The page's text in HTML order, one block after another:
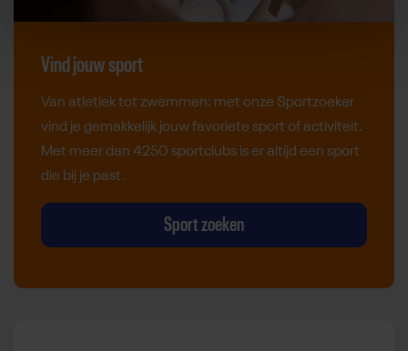
Vind jouw sport
Van atletiek tot zwemmen: met onze Sportzoeker
vind je gemakkelijk jouw favoriete sport of activiteit.
Met meer dan 4250 sportclubs is er altijd een sport
die bij je past.
Sport zoeken